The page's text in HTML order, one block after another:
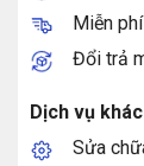
Miễn
Đổi trả
Dịch vụ khác
Sửa